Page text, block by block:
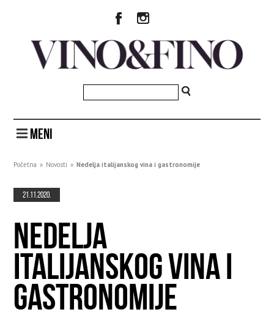
MENI
Početna » Novosti » Nedelja italijanskog vina i gastronomije
21.11.2020.
NEDELJA
ITALIJANSKOG VINA I
GASTRONOMIJE